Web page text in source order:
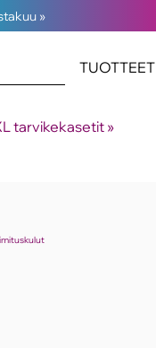
»
TUOTTEET
tarvikekasetit ‪»